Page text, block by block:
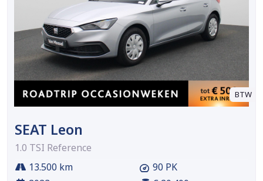
BTW
SEAT Leon
1.0 TSI Reference
13.500 km
90 PK